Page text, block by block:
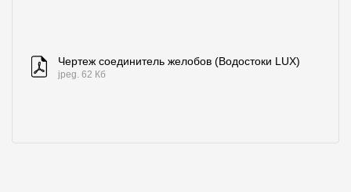
Чертеж соединитель желобов (Водостоки LUX)
jpeg. 62 Кб